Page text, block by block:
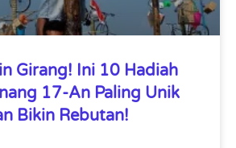
Girang! Ini 10 Hadiah
17-An Paling Unik
Bikin Rebutan!